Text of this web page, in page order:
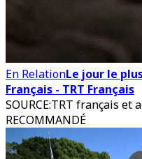
En RelationLe jour le
Français - TRT Français
SOURCE:TRT français et
RECOMMANDÉ